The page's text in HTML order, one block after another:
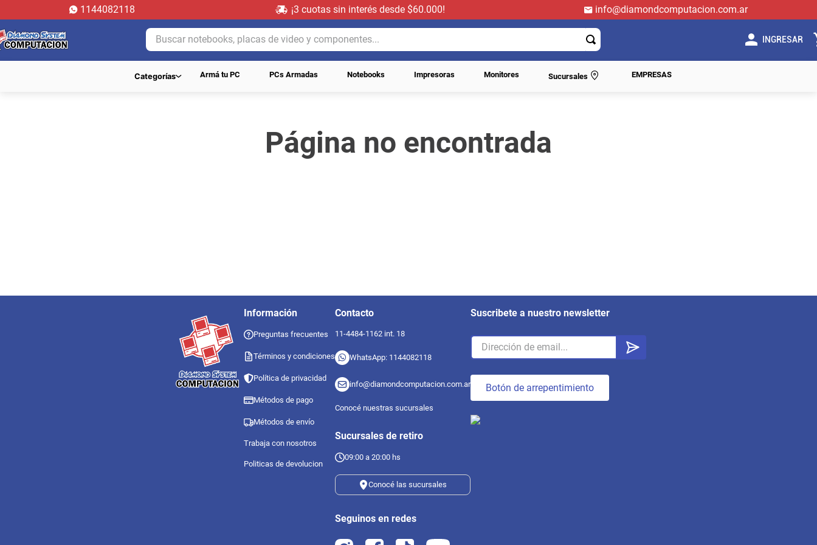
1144082118 ¡3 cuotas sin interés desde $60.000!
info@diamondcomputacion.com.ar
Buscar notebooks, placas de video y componentes...
INGRESAR
Categorías Armá tu PC PCs Armadas Notebooks Impresoras Monitores Sucursales EMPRESAS
Página no encontrada
Información
Preguntas frecuentes
Términos y condiciones
Política de privacidad
Métodos de pago
Métodos de envío
Trabaja con nosotros
Politicas de devolucion
Contacto
11-4484-1162 int. 18
WhatsApp: 1144082118
info@diamondcomputacion.com.ar
Conocé nuestras sucursales
Sucursales de retiro
09:00 a 20:00 hs
Conocé las sucursales
Seguinos en redes
Suscribete a nuestro newsletter
Botón de arrepentimiento